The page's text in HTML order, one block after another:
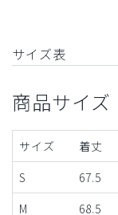
サイズ表
商品サイズ
サイズ 着丈
S
67.5
M
68.5